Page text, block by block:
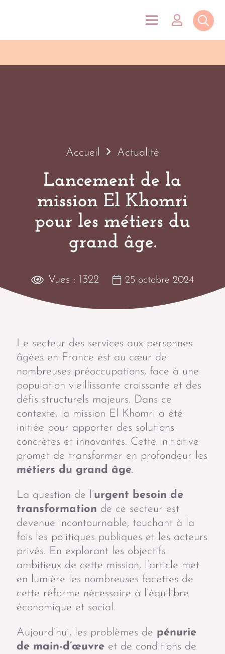
Accueil Actualité
Lancement de la
mission El Khomri
pour les métiers du
grand âge.
Vues : 1322 25 octobre 2024
Le secteur des services aux personnes
âgées en France est au cœur de
nombreuses préoccupations, face à une
population vieillissante croissante et des
défis structurels majeurs. Dans ce
contexte, la mission El Khomri a été
initiée pour apporter des solutions
concrètes et innovantes. Cette initiative
promet de transformer en profondeur les
métiers du grand âge.
La question de l’urgent besoin de
transformation de ce secteur est
devenue incontournable, touchant à la
fois les politiques publiques et les acteurs
privés. En explorant les objectifs
ambitieux de cette mission, l’article met
en lumière les nombreuses facettes de
cette réforme nécessaire à l’équilibre
économique et social.
Aujourd’hui, les problèmes de pénurie
de main-d’œuvre et de conditions de